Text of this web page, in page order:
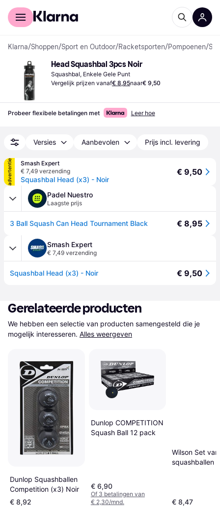
Voor shoppers
Klarna/Shoppen/Sport en Outdoor/Racketsporten/Pompoenen/
Head Squashbal 3pcs Noir
Squashbal, Enkele Gele Punt
Vergelijk prijzen vanaf€ 8,95naar€ 9,50
Probeer flexibele betalingen met Leer hoe
Versies Aanbevolen Prijs incl. levering
advertentie
Smash Expert
€ 7,49 verzending
Squashbal Head (x3) - Noir
€ 9,50
Padel Nuestro
Laagste prijs
3 Ball Squash Can Head Tournament Black € 8,95
Smash Expert
€ 7,49 verzending
Squashbal Head (x3) - Noir € 9,50
Gerelateerde producten
We hebben een selectie van producten samengesteld die je
mogelijk interesseren. Alles weergeven
Dunlop Squashballen
Competition (x3) Noir
€ 8,92
Dunlop COMPETITION
Squash Ball 12 pack
€ 6,90
Of 3 betalingen van
€ 2,30/mnd.
Wilson Set
squashballen
€ 8,47